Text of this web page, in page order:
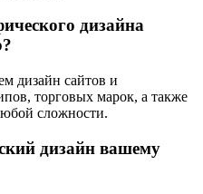
дизайна
дизайн сайтов и
торговых марок, а также
сложности.
дизайн вашему